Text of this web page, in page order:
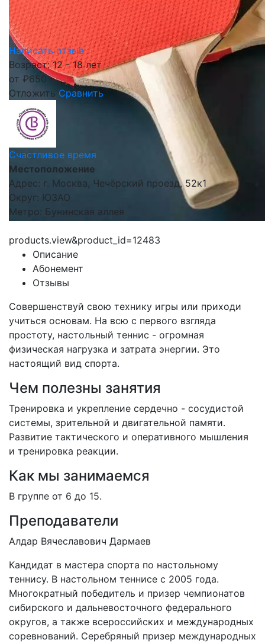
Написать отзыв
Возраст: 12 - 18 лет
от ₽650
Отложить Сравнить
Счастливое время
Местоположение
Адрес: г. Москва, Чечёрский проезд, 52к1
Округ: ЮЗАО
Метро: Бунинская аллея
products.view&product_id=12483
Описание
Абонемент
Отзывы
Совершенствуй свою технику игры или приходи
учиться основам. На всю с первого взгляда
простоту, настольный теннис - огромная
физическая нагрузка и затрата энергии. Это
настоящий вид спорта.
Чем полезны занятия
Тренировка и укрепление сердечно - сосудистой
системы, зрительной и двигательной памяти.
Развитие тактического и оперативного мышления
и тренировка реакции.
Как мы занимаемся
В группе от 6 до 15.
Преподаватели
Алдар Вячеславович Дармаев
Кандидат в мастера спорта по настольному
теннису. В настольном теннисе с 2005 года.
Многократный победитель и призер чемпионатов
сибирского и дальневосточного федерального
округов, а также всероссийских и международных
соревнований. Серебряный призер международных